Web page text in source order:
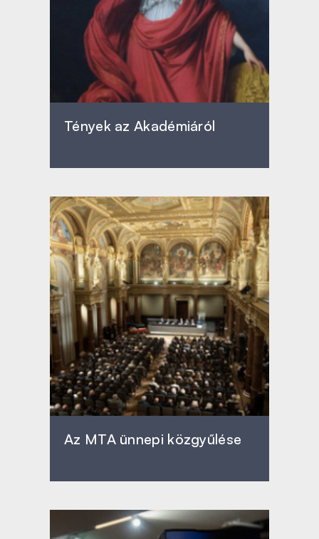
Tények az Akadémiáról
Az MTA ünnepi közgyűlése